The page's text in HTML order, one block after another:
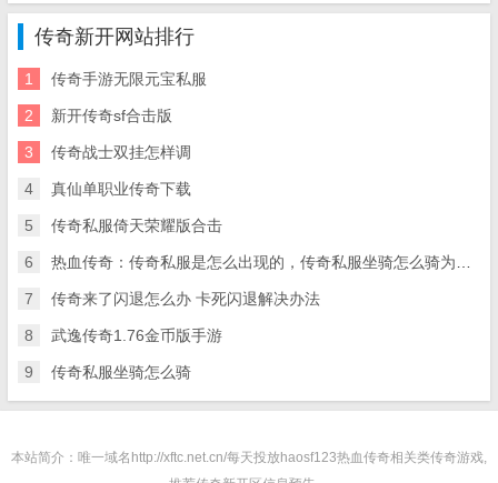
传奇新开网站排行
1 传奇手游无限元宝私服
2 新开传奇sf合击版
3 传奇战士双挂怎样调
4 真仙单职业传奇下载
5 传奇私服倚天荣耀版合击
6 热血传奇：传奇私服是怎么出现的，传奇私服坐骑怎么骑为什么这么火
7 传奇来了闪退怎么办 卡死闪退解决办法
8 武逸传奇1.76金币版手游
9 传奇私服坐骑怎么骑
本站简介：唯一域名http://xftc.net.cn/每天投放haosf123热血传奇相关类传奇游戏,